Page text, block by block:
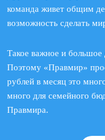
команда живет общим
возможность сделать
Такое важное и большое
Поэтому «Правмир»
рублей в месяц это
много для семейного
Правмира.